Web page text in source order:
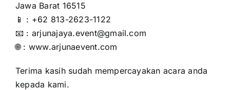
Jawa Barat 16515
📱 : +62 813-2623-1122
📧 : arjunajaya.event@gmail.com
🌐 : www.arjunaevent.com
Terima kasih sudah mempercayakan acara anda
kepada kami.